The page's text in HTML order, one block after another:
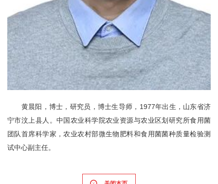
黄晨阳，博士，研究员，博士生导师，1977年出生，山东省济
宁市汶上县人。中国农业科学院农业资源与农业区划研究所食用菌
团队首席科学家，农业农村部微生物肥料和食用菌菌种质量检验测
试中心副主任。